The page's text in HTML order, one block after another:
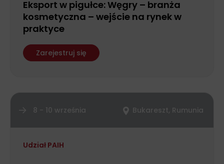
Eksport w pigułce: Węgry – branża
kosmetyczna – wejście na rynek w
praktyce
Zarejestruj się
8 - 10 września Bukareszt, Rumunia
Udział PAIH